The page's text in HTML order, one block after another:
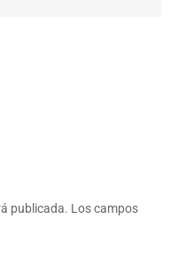
publicada. Los campos